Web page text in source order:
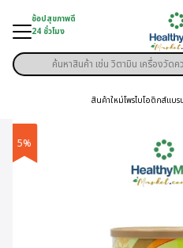
content
ช้อปสุขภาพดี
24 ชั่วโมง
มู่สินค้า
าพเฉพาะคุณ
Products
search
สินค้าใหม่โพรไบโอติกส์แบ
5%